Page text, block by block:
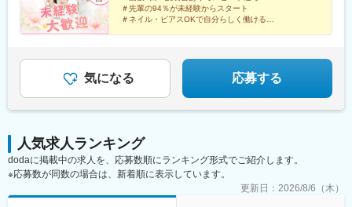
【中四国】広島院、福山院、松山院、高松院、高知院、徳島院、
松江院、周南徳山駅ビル院 など【九州・沖縄】小倉院、佐賀
煙対策】屋内原則禁煙
山駅(愛知県)、豊田市駅、駅前大通駅、名鉄岐阜駅、静岡駅、新浜
松駅、三島広小路駅、長野駅、松本駅、北鉄金沢駅、新潟駅、近
鉄四日市駅、電鉄富山駅、福井駅、甲府駅、東梅田駅、大阪難波
前駅、江坂駅、心斎橋駅、京都駅、烏丸駅、三ノ宮駅、姫路駅、
近鉄奈良駅、和歌山駅、草津駅(滋賀県)、徳山駅、立町駅、福山
下駅、東池袋駅、日比谷駅、銀座駅、岩本町駅、立川駅、京王八
王子駅、高輪台駅、奥沢駅、神奈川駅、平沼橋駅、京急川崎駅、
石上駅、新越谷駅、宇都宮駅東口駅、新千葉駅、栄町駅(千葉県)、
船橋駅、札幌駅、仙台駅(地下鉄)、曽根田駅、栄駅(愛知県)、名古
＃先輩の94％が未経験からスタート
＃ネイル・ピアスOKで自分らしく働ける
気になる 応募する
人気求人ランキング
dodaに掲載中の求人を、応募数順にランキング形式でご紹介します。
※応募数が同数の場合は、新着順に表示しています。
更新日： 2026/8/6（木）